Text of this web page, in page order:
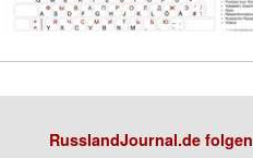
RusslandJournal.de folgen